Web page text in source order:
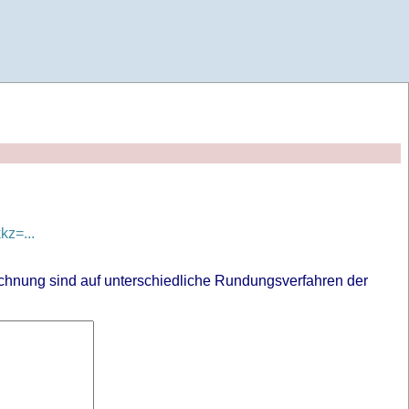
sind auf unterschiedliche Rundungsverfahren der